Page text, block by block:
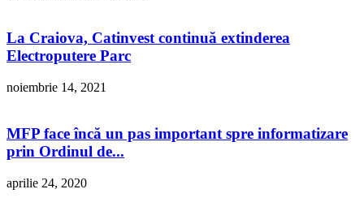
La Craiova, Catinvest continuă extinderea
Electroputere Parc
noiembrie 14, 2021
MFP face încă un pas important spre informatizare
prin Ordinul de...
aprilie 24, 2020